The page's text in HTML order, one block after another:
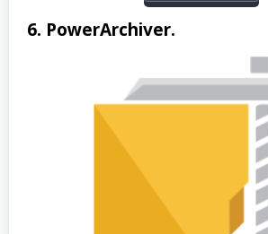
6. PowerArchiver.